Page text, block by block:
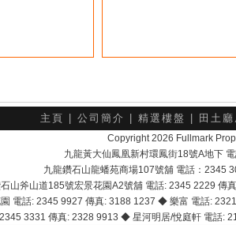
主頁 公司簡介 精選樓盤 田土
Copyright 2026 Fullmark
九龍黃大仙鳳凰新村環鳳街18號A地下
九龍鑽石山龍蟠苑商場107號舖 電話：2345
山斧山道185號宏景花園A2號舖 電話: 2345 2229
電話: 2345 9927 傳真: 3188 1237 ◆ 樂富 電話:
3331 傳真: 2328 9913 ◆ 星河明居/悅庭軒 電話